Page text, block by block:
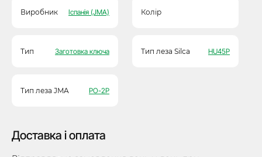
Виробник Іспанія (JMA) Колір
Тип Заготовка ключа Тип леза Silca HU45P
Тип леза JMA PO-2P
Доставка і оплата